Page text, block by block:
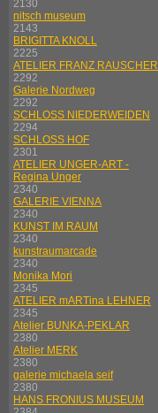
2130
nitsch museum
2143
BRIGITTA KNOLL
2225
ATELIER FRANZ RAUSCHER
2292
Galerie Nordweg
2292
SCHLOSS NIEDERWEIDEN
2294
SCHLOSS HOF
2301
ATELIER UNGER-ART -
Regina Unger
2340
GALERIE VIENNA
2340
KUNST IM RAUM
2340
kunstraumarcade
2340
Monika Mori
2345
ATELIER mARTina LEHNER
2345
Atelier BUNKA-PEKLAR
2380
Atelier MERK
2380
galerie michaela seif
2380
HANS FRONIUS MUSEUM